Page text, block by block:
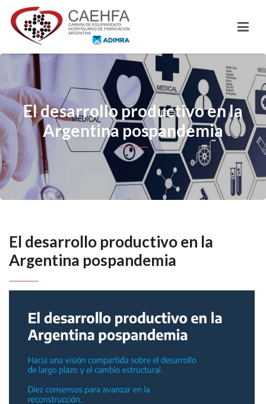
El desarrollo productivo en la
Argentina pospandemia
El desarrollo productivo en la
Argentina pospandemia